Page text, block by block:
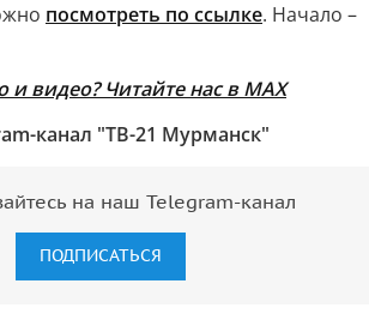
посмотреть по ссылке. Начало –
и видео? Читайте нас в MAX
канал "ТВ-21 Мурманск"
на наш Telegram-канал
ПОДПИСАТЬСЯ